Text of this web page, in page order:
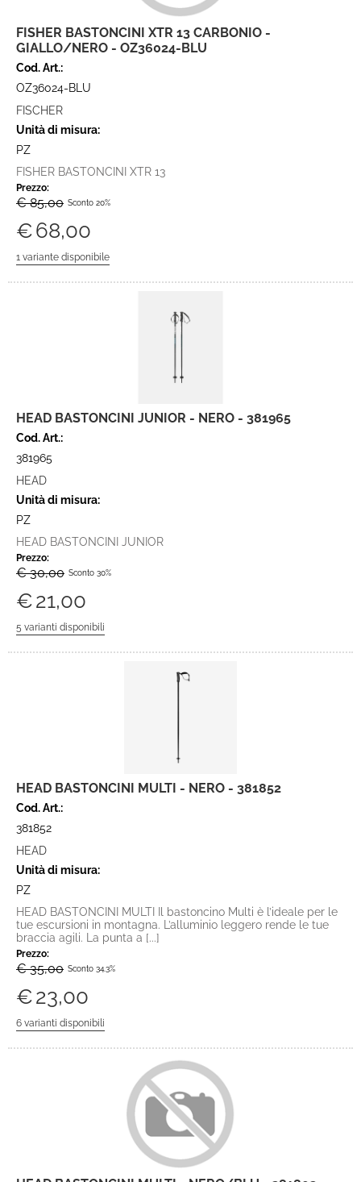
FISHER BASTONCINI XTR 13 CARBONIO -
GIALLO/NERO - OZ36024-BLU
Cod. Art.:
OZ36024-BLU
FISCHER
Unità di misura:
PZ
FISHER BASTONCINI XTR 13
Prezzo:
€ 85,00 Sconto 20%
€68,00
HEAD BASTONCINI JUNIOR - NERO - 381965
Cod. Art.:
381965
HEAD
Unità di misura:
PZ
HEAD BASTONCINI JUNIOR
Prezzo:
€ 30,00 Sconto 30%
€21,00
HEAD BASTONCINI MULTI - NERO - 381852
Cod. Art.:
381852
HEAD
Unità di misura:
PZ
HEAD BASTONCINI MULTI Il bastoncino Multi è l’ideale per le
tue escursioni in montagna. L’alluminio leggero rende le tue
braccia agili. La punta a [...]
Prezzo:
€ 35,00 Sconto 34.3%
€23,00